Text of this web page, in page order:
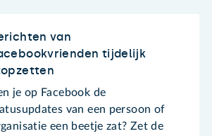
van
tijdelijk
je op Facebook de
van een persoon of
een beetje zat? Zet de